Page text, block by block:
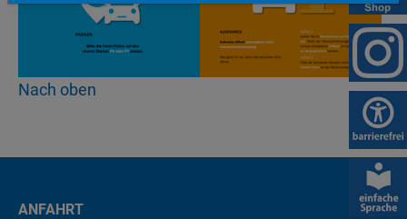
Nach oben
ANFAHRT